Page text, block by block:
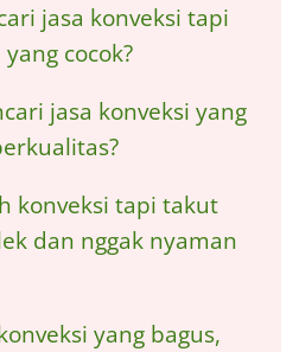
jasa konveksi tapi
cocok?
jasa konveksi yang
konveksi tapi takut
dan nggak nyaman
yang bagus,